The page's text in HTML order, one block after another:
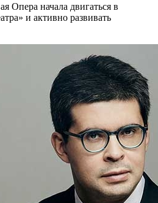
Опера начала двигаться в
и активно развивать